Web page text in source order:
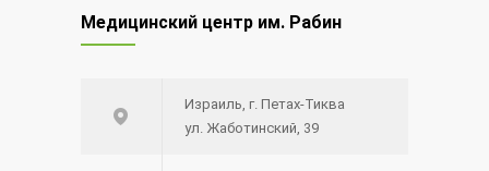
Медицинский центр им. Рабин
Израиль, г. Петах-Тиква
ул. Жаботинский, 39